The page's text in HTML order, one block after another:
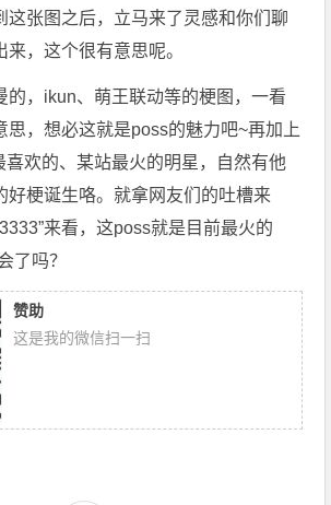
这张图之后，立马来了灵感和你们聊
，这个很有意思呢。
的，ikun、萌王联动等的梗图，一看
思，想必这就是poss的魅力吧~再加上
喜欢的、某站最火的明星，自然有他
好梗诞生咯。就拿网友们的吐槽来
来看，这poss就是目前最火的
了吗？
赞助
这是我的微信扫一扫